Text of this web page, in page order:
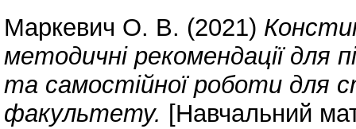
Маркевич О. В. (2021)
методичні рекомендації для
та самостійної роботи для
факультету. [Навчальний